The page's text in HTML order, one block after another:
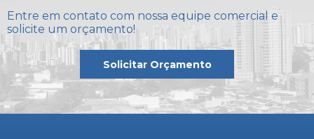
Entre em contato com nossa equipe comercial e
solicite um orçamento!
Solicitar Orçamento